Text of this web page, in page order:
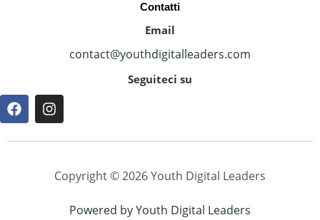
Contatti
Email
contact@youthdigitalleaders.com
Seguiteci su
F
a
c
e
I
n
s
t
gCopyright © 2026 Youth Digital Leaders
Powered by Youth Digital Leaders